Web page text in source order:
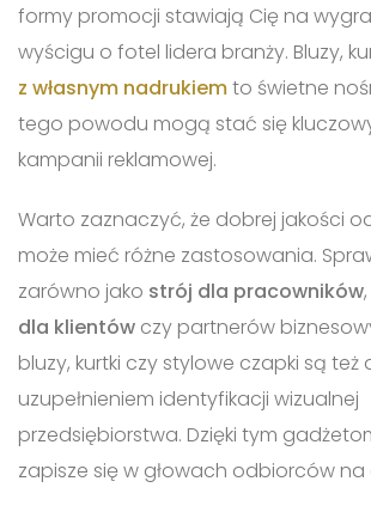
formy promocji stawiają Cię na
wyścigu o fotel lidera branży. Bluzy,
z własnym nadrukiemto świetne
tego powodu mogą stać się
kampanii reklamowej.
Warto zaznaczyć, że dobrej jakości
może mieć różne zastosowania.
zarówno jako strój dla pracowników
dla klientów czy partnerów
bluzy, kurtki czy stylowe czapki są też
uzupełnieniem identyfikacji wizualnej
przedsiębiorstwa. Dzięki tym
zapisze się w głowach odbiorców na